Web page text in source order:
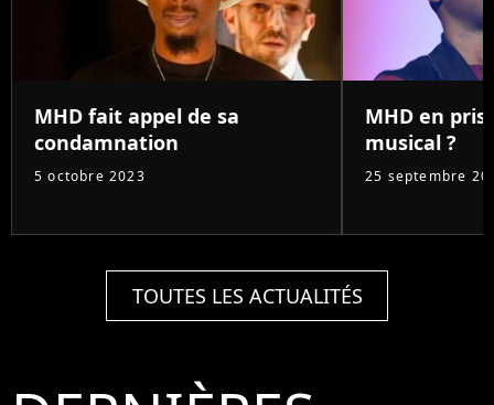
MHD fait appel de sa
condamnation
5 octobre 2023
MHD en
musical ?
25 septembre
TOUTES LES ACTUALITÉS